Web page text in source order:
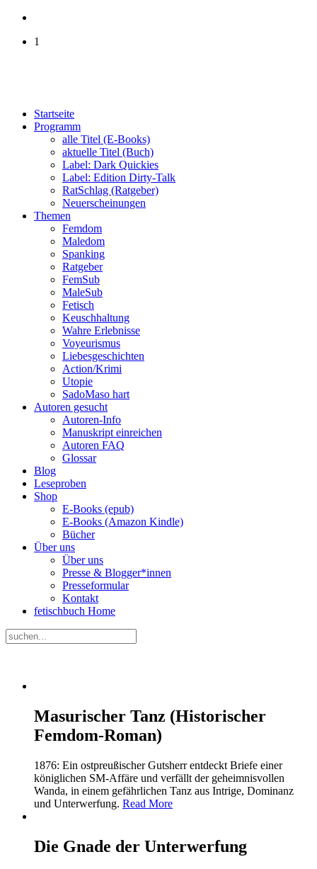
1
Startseite
Programm
alle Titel (E-Books)
aktuelle Titel (Buch)
Label: Dark Quickies
Label: Edition Dirty-Talk
RatSchlag (Ratgeber)
Neuerscheinungen
Themen
Femdom
Maledom
Spanking
Ratgeber
FemSub
MaleSub
Fetisch
Keuschhaltung
Wahre Erlebnisse
Voyeurismus
Liebesgeschichten
Action/Krimi
Utopie
SadoMaso hart
Autoren gesucht
Autoren-Info
Manuskript einreichen
Autoren FAQ
Glossar
Blog
Leseproben
Shop
E-Books (epub)
E-Books (Amazon Kindle)
Bücher
Über uns
Über uns
Presse & Blogger*innen
Presseformular
Kontakt
fetischbuch Home
Masurischer Tanz (Historischer
Femdom-Roman)
1876: Ein ostpreußischer Gutsherr entdeckt Briefe einer
königlichen SM-Affäre und verfällt der geheimnisvollen
Wanda, in einem gefährlichen Tanz aus Intrige, Dominanz
und Unterwerfung. Read More
Die Gnade der Unterwerfung